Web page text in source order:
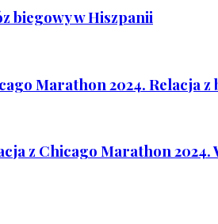
biegowy w Hiszpanii
Marathon 2024. Relacja z
z Chicago Marathon 2024.